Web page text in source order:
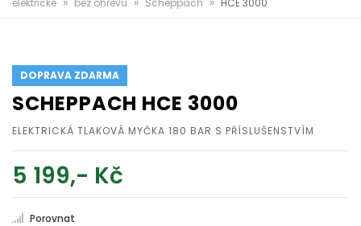
elektrické bez ohřevu Scheppach HCE 3000
DOPRAVA ZDARMA
SCHEPPACH HCE 3000
ELEKTRICKÁ TLAKOVÁ MYČKA 180 BAR S PŘÍSLUŠENSTVÍM
5 199,- Kč
Porovnat